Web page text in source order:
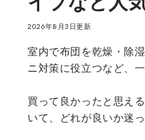
2026年8月3日更新
室内で布団を乾燥・除
ニ対策に役立つなど、
買って良かったと思え
いて、どれが良いか迷